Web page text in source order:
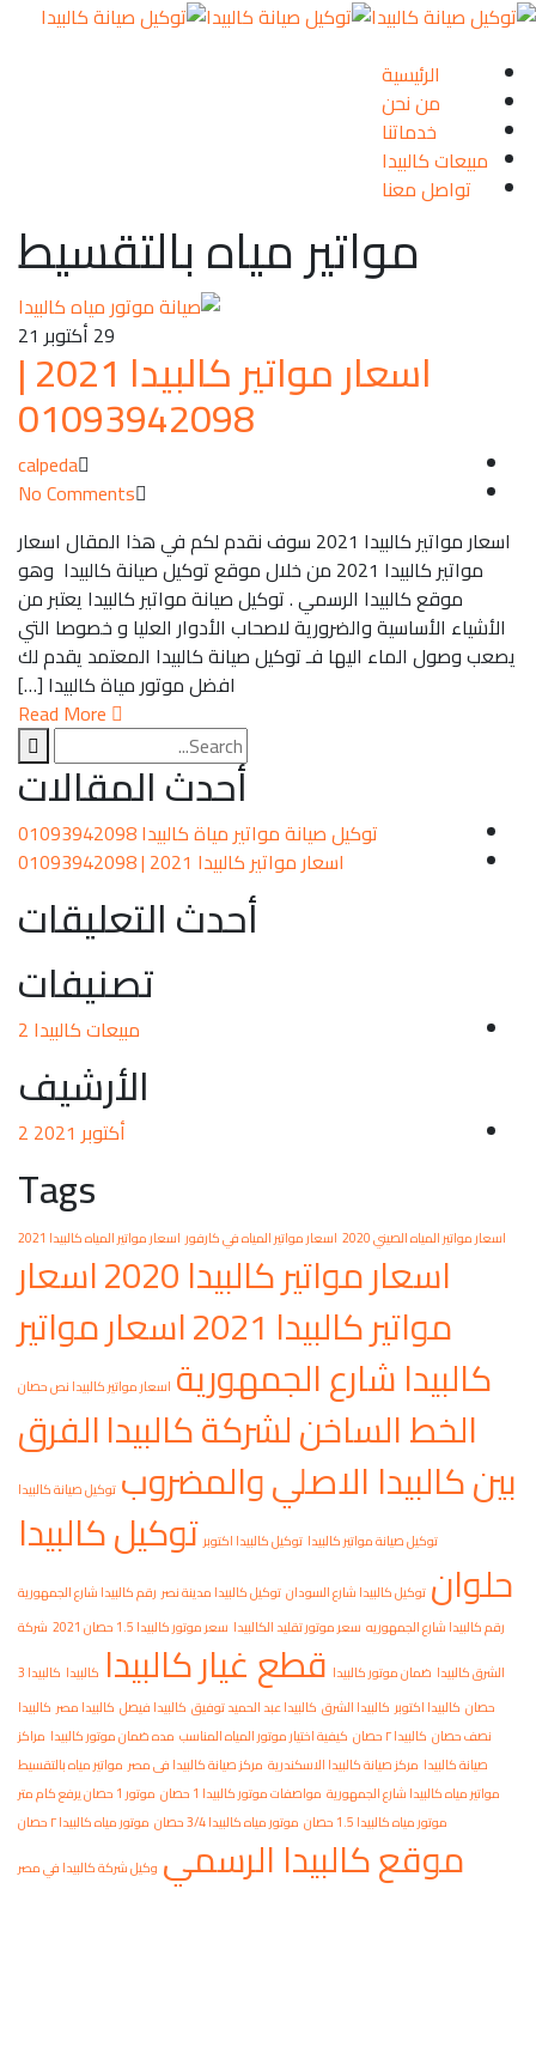
مياه بالتقسيط
اسعار مواتير كالبيدا 2021 |
01093942098
اسعار مواتير كالبيدا 2021 سوف نقدم لكم في هذا المقال اسعار
مواتير كالبيدا 2021 من خلال موقع توكيل صيانة كالبيدا وهو
الرسمي . توكيل صيانة مواتير كالبيدا يعتبر من
والضرورية لاصحاب الأدوار العليا و خصوصا التي
اليها فـ توكيل صيانة كالبيدا المعتمد يقدم لك
افضل موتور مياة كالبيدا […]
أحدث المقالات
توكيل صيانة مواتير مياة كالبيدا 01093942098
اسعار مواتير كالبيدا 2021 | 01093942098
أحدث التعليقات
اسعار مواتير المياه في كارفور اسعار مواتير المياه كالبيدا 2021
كالبيدا 2020 اسعار
2021 اسعار مواتير
شارع الجمهورية اسعار مواتير كالبيدا نص حصان
لشركة كالبيداالفرق
الاصلي والمضروب توكيل صيانة كالبيدا
توكيل كالبيدا اكتوبر توكيل كالبيدا
شارع السودان توكيل كالبيدا مدينة نصر رقم كالبيدا شارع الجمهورية
سعر موتور تقليد الكالبيدا سعر موتور كالبيدا 1.5 حصان 2021
شركة
كالبيدا قطع غيار كالبيدا كالبيدا
كالبيدا 3
كالبيدا الشرق كالبيدا عبد الحميد توفيق كالبيدا فيصل كالبيدا مصر كالبيدا
كيفية اختيار موتور المياه المناسب مده ضمان موتور كالبيدا مراكز
كالبيدا الاسكندرية مركز صيانة كالبيدا فى مصر مواتير مياه بالتقسيط
الجمهورية مواصفات موتور كالبيدا 1 حصان
موتور 1 حصان يرفع كام متر
موتور مياه كالبيدا 3/4 حصان موتور مياه كالبيدا ٢ حصان
الرسمي وكيل شركة كالبيدا في مصر